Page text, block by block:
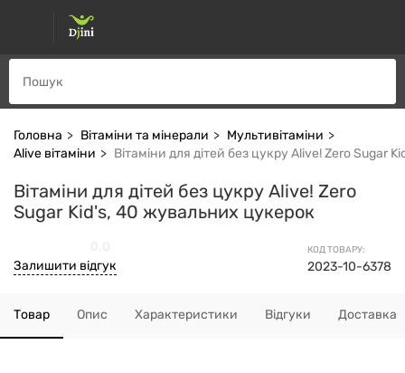
Головна Вітаміни та мінерали
Мультивітаміни
Alive вітаміни
Вітаміни для дітей без цукру Alive! Zero Sugar
Вітаміни для дітей без цукру Alive! Zero
Sugar Kid's, 40 жувальних цукерок
КОД ТОВАРУ:
2023-10-6378
Залишити відгук
Товар Опис Характеристики Відгуки Доставка